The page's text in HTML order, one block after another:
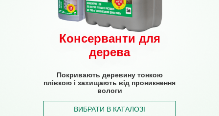
Консерванти для
дерева
Покривають деревину тонкою
плівкою і захищають від проникнення
вологи
ВИБРАТИ В КАТАЛОЗІ
Консерванти для
дерева
Покривають деревину тонкою
плівкою і захищають від проникнення
вологи
ВИБРАТИ В КАТАЛОЗІ